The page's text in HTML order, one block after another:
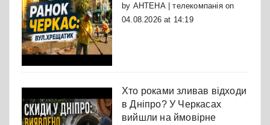
by АНТЕНА | телекомпаніяon
04.08.2026 at 14:19
Хто роками зливав відходи
в Дніпро? У Черкасах
вийшли на ймовірне